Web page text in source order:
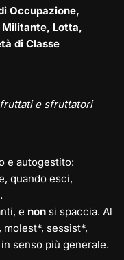
Occupazione,
Lotta,
di Classe
e sfruttatori
e autogestito:
quando esci,
e non si spaccia. Al
sessist*,
senso più generale.